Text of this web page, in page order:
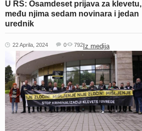
U RS: Osamdeset prijava za klevetu,
među njima sedam novinara i jedan
urednik
22 Aprila, 2024 Iz medija
0 792